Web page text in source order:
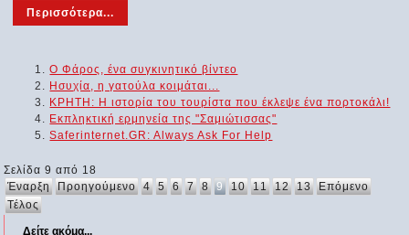
Περισσότερα...
Ο Φάρος, ένα συγκινητικό βίντεο
Ησυχία, η γατούλα κοιμάται...
ΚΡΗΤΗ: Η ιστορία του τουρίστα που έκλεψε ένα πορτοκάλι!
Εκπληκτική ερμηνεία της "Σαμιώτισσας"
Saferinternet.GR: Always Ask For Help
Σελίδα 9 από 18
Έναρξη Προηγούμενο 4 5 6 7 8 9 10 11 12 13 Επόμενο
Τέλος
Δείτε ακόμα...